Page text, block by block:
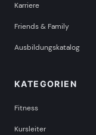
Karriere
Friends & Family
Ausbildungskatalog
KATEGORIEN
Fitness
Kursleiter